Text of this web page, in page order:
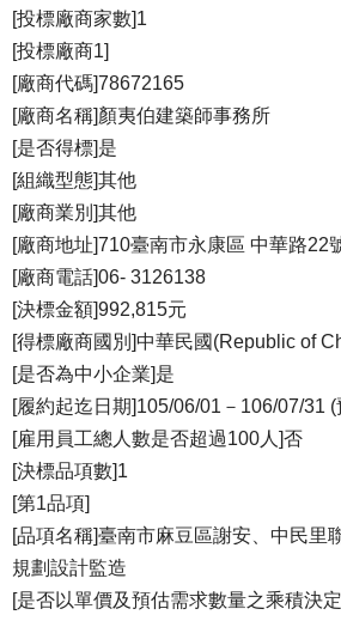
[投標廠商家數]1
[投標廠商1]
[廠商代碼]78672165
[廠商名稱]顏夷伯建築師事務所
[是否得標]是
[組織型態]其他
[廠商業別]其他
[廠商地址]710臺南市永康區 中華路22
[廠商電話]06- 3126138
[決標金額]992,815元
[得標廠商國別]中華民國(Republic of
[是否為中小企業]是
[履約起迄日期]105/06/01－106/07/31 (
[雇用員工總人數是否超過100人]否
[決標品項數]1
[第1品項]
[品項名稱]臺南市麻豆區謝安、中民里
規劃設計監造
[是否以單價及預估需求數量之乘積決